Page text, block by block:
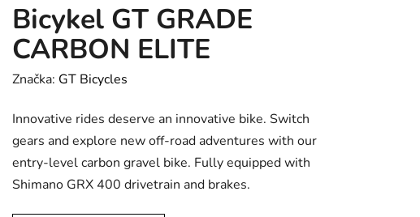
Bicykel GT GRADE
CARBON ELITE
Značka: GT Bicycles
Innovative rides deserve an innovative bike. Switch
gears and explore new off-road adventures with our
entry-level carbon gravel bike. Fully equipped with
Shimano GRX 400 drivetrain and brakes.